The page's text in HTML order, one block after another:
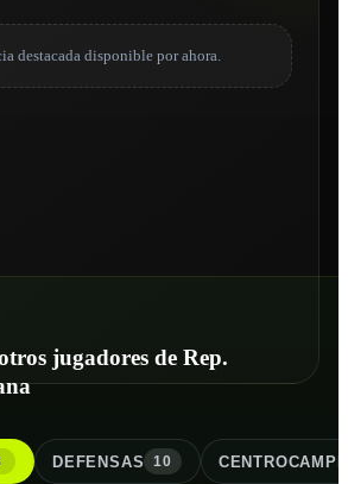
destacada disponible por ahora.
jugadores de Rep.
DEFENSAS 10